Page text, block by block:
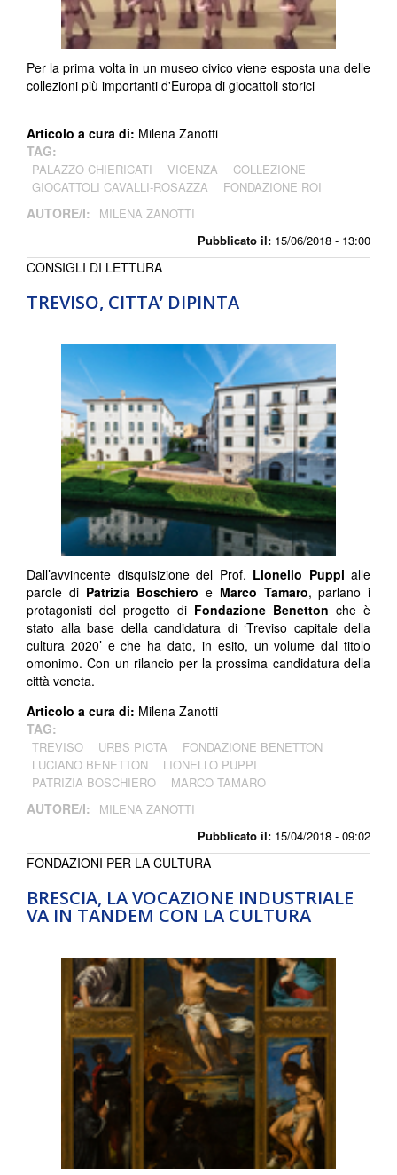
Pubblicato il: 15/06/2018 - 13:00
Per la prima volta in un museo civico viene esposta una delle
collezioni più importanti d'Europa di giocattoli storici
Articolo a cura di: Milena Zanotti
TAG:
PALAZZO CHIERICATI VICENZA
COLLEZIONE
GIOCATTOLI CAVALLI-ROSAZZA
FONDAZIONE ROI
AUTORE/I: MILENA ZANOTTI
TREVISO, CITTA’ DIPINTA
Pubblicato il: 15/04/2018 - 09:02
CONSIGLI DI LETTURA
Dall’avvincente disquisizione del Prof. Lionello Puppi alle
parole di Patrizia Boschiero e Marco Tamaro, parlano i
protagonisti del progetto di Fondazione Benetton che è
stato alla base della candidatura di ‘Treviso capitale della
cultura 2020’ e che ha dato, in esito, un volume dal titolo
omonimo. Con un rilancio per la prossima candidatura della
città veneta.
Articolo a cura di: Milena Zanotti
TAG:
TREVISO URBS PICTA
FONDAZIONE BENETTON
LUCIANO BENETTON
LIONELLO PUPPI
PATRIZIA BOSCHIERO
MARCO TAMARO
AUTORE/I: MILENA ZANOTTI
BRESCIA, LA VOCAZIONE INDUSTRIALE
VA IN TANDEM CON LA CULTURA
FONDAZIONI PER LA CULTURA